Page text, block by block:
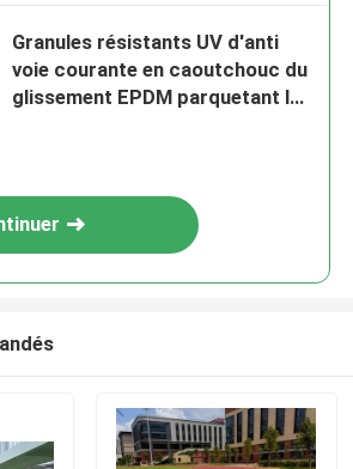
Granules résistants UV d'anti
voie courante en caoutchouc du
glissement EPDM parquetant le